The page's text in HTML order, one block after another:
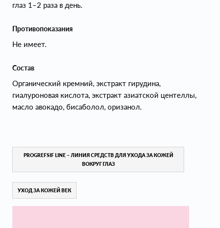
глаз 1–2 раза в день.
Противопоказания
Не имеет.
Состав
Органический кремний, экстракт гирудина,
гиалуроновая кислота, экстракт азиатской центеллы,
масло авокадо, бисаболол, оризанол.
PROGREFSIF LINE – ЛИНИЯ СРЕДСТВ ДЛЯ УХОДА ЗА КОЖЕЙ
ВОКРУГ ГЛАЗ
УХОД ЗА КОЖЕЙ ВЕК